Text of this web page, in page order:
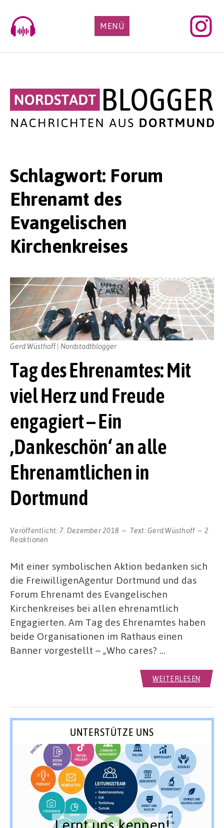
content
MENÜ
Schlagwort: Forum
Ehrenamt des
Evangelischen
Kirchenkreises
Tag des Ehrenamtes: Mit
viel Herz und Freude
engagiert – Ein
,Dankeschön‘ an alle
Ehrenamtlichen in
Dortmund
Veröffentlicht: 7. Dezember 2018 Text:Gerd Wüsthoff
2
Reaktionen
Gerd Wüsthoff | Nordstadtblogger
Mit einer symbolischen Aktion bedanken sich
die FreiwilligenAgentur Dortmund und das
Forum Ehrenamt des Evangelischen
Kirchenkreises bei allen ehrenamtlich
Engagierten. Am Tag des Ehrenamtes haben
beide Organisationen im Rathaus einen
Banner vorgestellt – „Who cares? …
WEITERLESEN
UNTERSTÜTZE UNS
Lernt uns kennen!